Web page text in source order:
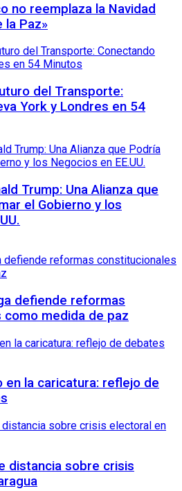
no reemplaza la Navidad
la Paz»
del Transporte:
York y Londres en 54
Trump: Una Alianza que
el Gobierno y los
defiende reformas
medida de paz
en la caricatura: reflejo de
distancia sobre crisis